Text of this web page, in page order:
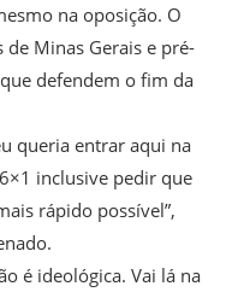
na oposição. O
Minas Gerais e pré-
defendem o fim da
queria entrar aqui na
inclusive pedir que
rápido possível”,
é ideológica. Vai lá na